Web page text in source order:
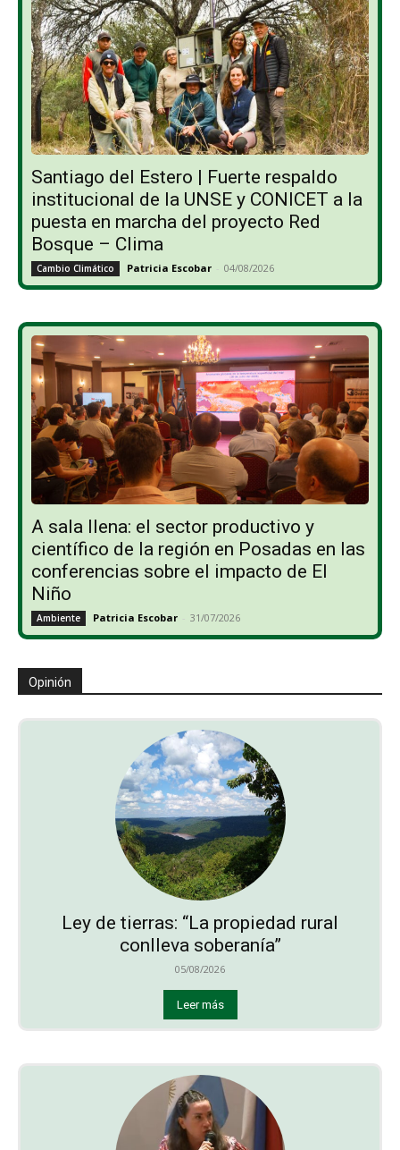
Santiago del Estero | Fuerte respaldo
institucional de la UNSE y CONICET a la
puesta en marcha del proyecto Red
Bosque – Clima
Cambio Climático Patricia Escobar - 04/08/2026
A sala llena: el sector productivo y
científico de la región en Posadas en las
conferencias sobre el impacto de El
Niño
Ambiente Patricia Escobar - 31/07/2026
Opinión
Ley de tierras: “La propiedad rural
conlleva soberanía”
05/08/2026
Leer más